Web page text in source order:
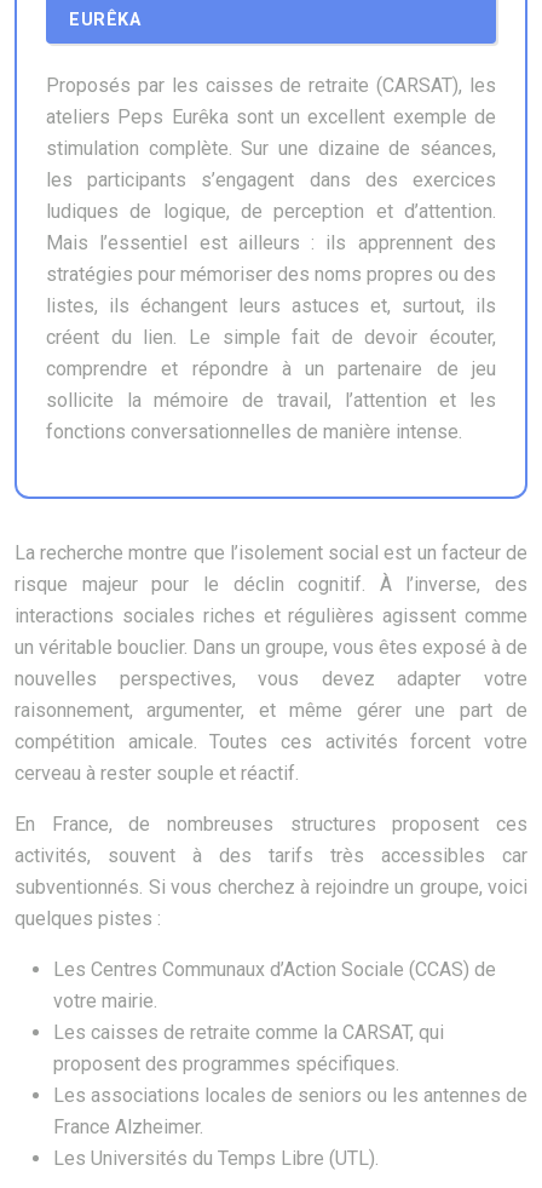
EURÊKA
Proposés par les caisses de retraite (CARSAT), les
ateliers Peps Eurêka sont un excellent exemple de
stimulation complète. Sur une dizaine de séances,
les participants s’engagent dans des exercices
ludiques de logique, de perception et d’attention.
Mais l’essentiel est ailleurs : ils apprennent des
stratégies pour mémoriser des noms propres ou des
listes, ils échangent leurs astuces et, surtout, ils
créent du lien. Le simple fait de devoir écouter,
comprendre et répondre à un partenaire de jeu
sollicite la mémoire de travail, l’attention et les
fonctions conversationnelles de manière intense.
La recherche montre que l’isolement social est un facteur de
risque majeur pour le déclin cognitif. À l’inverse, des
interactions sociales riches et régulières agissent comme
un véritable bouclier. Dans un groupe, vous êtes exposé à de
nouvelles perspectives, vous devez adapter votre
raisonnement, argumenter, et même gérer une part de
compétition amicale. Toutes ces activités forcent votre
cerveau à rester souple et réactif.
En France, de nombreuses structures proposent ces
activités, souvent à des tarifs très accessibles car
subventionnés. Si vous cherchez à rejoindre un groupe, voici
quelques pistes :
Les Centres Communaux d’Action Sociale (CCAS) de
votre mairie.
Les caisses de retraite comme la CARSAT, qui
proposent des programmes spécifiques.
Les associations locales de seniors ou les antennes de
France Alzheimer.
Les Universités du Temps Libre (UTL).